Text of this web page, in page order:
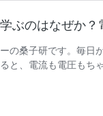
ぶのはなぜか
の桑子研です。毎日
と、電流も電圧も